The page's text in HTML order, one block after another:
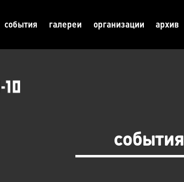
события галереи организации архив
события